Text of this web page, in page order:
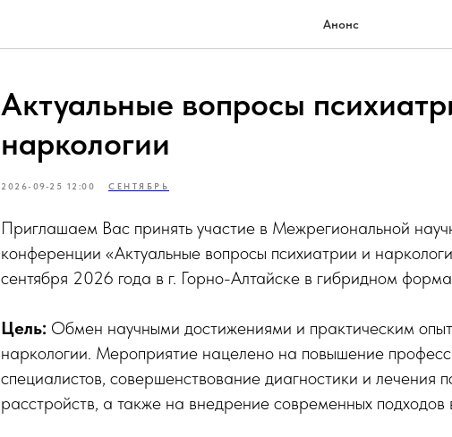
Анонс
Актуальные вопросы
наркологии
2026-09-25 12:00 СЕНТЯБРЬ
Приглашаем Вас принять участие в Межрегиональной
конференции «Актуальные вопросы психиатрии и
сентября 2026 года в г. Горно-Алтайске в гибридном
Цель: Обмен научными достижениями и практическим
наркологии. Мероприятие нацелено на повышение
специалистов, совершенствование диагностики и лечения
расстройств, а также на внедрение современных подходов